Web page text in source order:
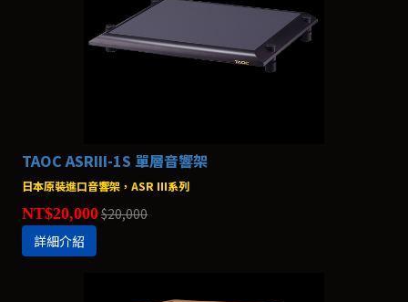
TAOC ASRIII-1S 單層音響架
日本原裝進口音響架，ASR III系列
NT$20,000$20,000
詳細介紹